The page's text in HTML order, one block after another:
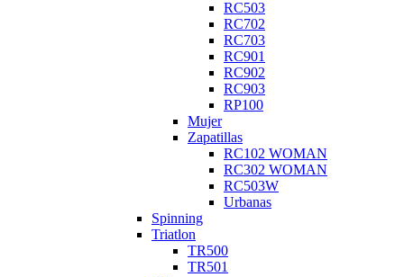
RC503
RC702
RC703
RC901
RC902
RC903
RP100
Mujer
Zapatillas
RC102 WOMAN
RC302 WOMAN
RC503W
Urbanas
Spinning
Triatlon
TR500
TR501